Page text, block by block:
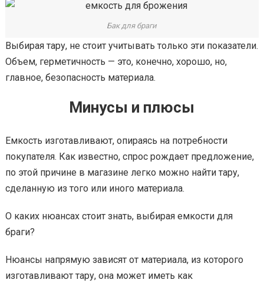
Бак для браги
Выбирая тару, не стоит учитывать только эти показатели.
Объем, герметичность — это, конечно, хорошо, но,
главное, безопасность материала.
Минусы и плюсы
Емкость изготавливают, опираясь на потребности
покупателя. Как известно, спрос рождает предложение,
по этой причине в магазине легко можно найти тару,
сделанную из того или иного материала.
О каких нюансах стоит знать, выбирая емкости для
браги?
Нюансы напрямую зависят от материала, из которого
изготавливают тару, она может иметь как